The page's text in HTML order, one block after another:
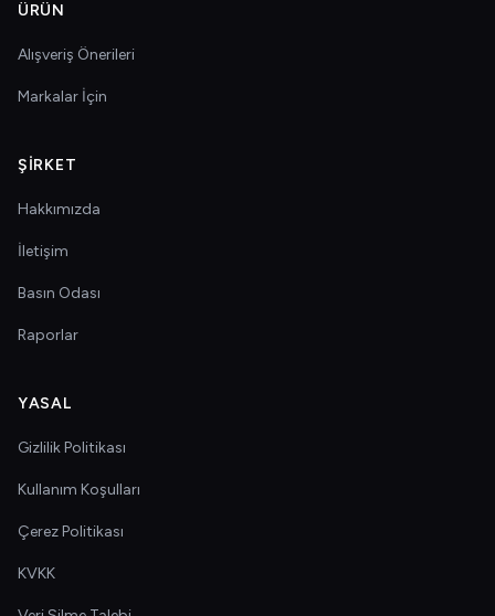
ÜRÜN
Alışveriş Önerileri
Markalar İçin
ŞIRKET
Hakkımızda
İletişim
Basın Odası
Raporlar
YASAL
Gizlilik Politikası
Kullanım Koşulları
Çerez Politikası
KVKK